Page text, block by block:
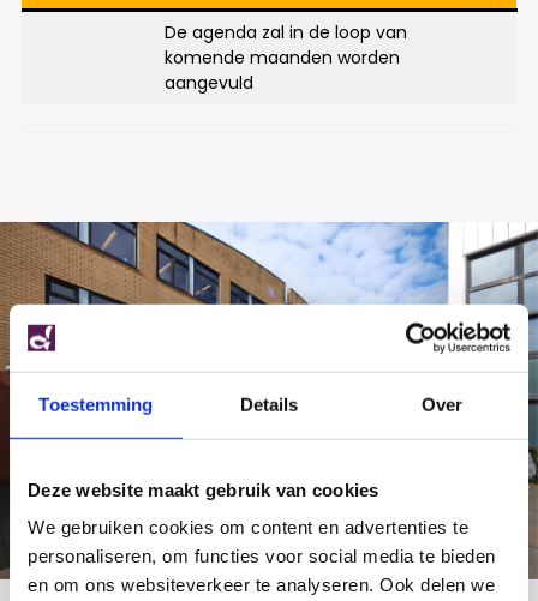
Toestemming Details Over
Deze website maakt gebruik van cookies
We gebruiken cookies om content en advertenties te
personaliseren, om functies voor social media te bieden
en om ons websiteverkeer te analyseren. Ook delen we
De agenda zal in de loop van
komende maanden worden
aangevuld